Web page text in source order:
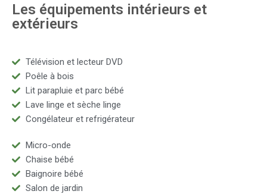
Les équipements intérieurs et
extérieurs
Télévision et lecteur DVD
Poêle à bois
Lit parapluie et parc bébé
Lave linge et sèche linge
Congélateur et refrigérateur
Micro-onde
Chaise bébé
Baignoire bébé
Salon de jardin